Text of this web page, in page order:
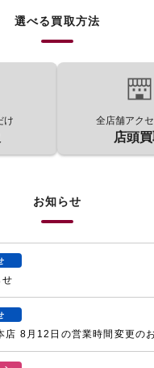
選べる買取方法
け 全店舗アク
店頭
お知らせ
店 8月12日の営業時間変更の